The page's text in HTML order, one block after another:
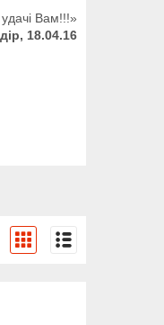
удачі Вам!!!»
18.04.16